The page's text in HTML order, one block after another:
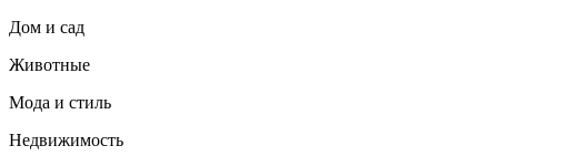
Дом и сад
Животные
Мода и стиль
Недвижимость